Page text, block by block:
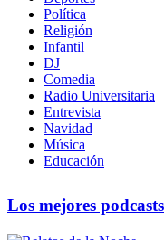
Política
Religión
Infantil
DJ
Comedia
Radio Universitaria
Entrevista
Navidad
Música
Educación
Los mejores podcasts